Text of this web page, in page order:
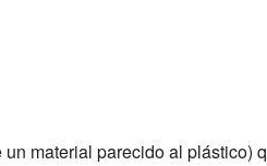
material parecido al plástico)